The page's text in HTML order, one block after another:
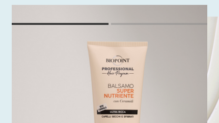
Super nourishing conditioner
Super nourishing
conditioner